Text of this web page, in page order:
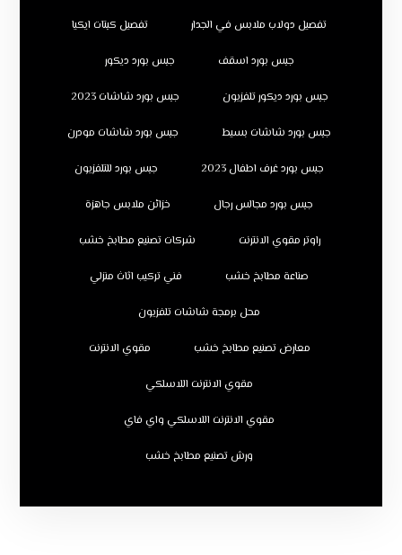
تفصيل دولاب ملابس في الجدار تفصيل كبتات ايكيا
جبس بورد اسقف جبس بورد ديكور
جبس بورد ديكور تلفزيون جبس بورد شاشات 2023
جبس بورد شاشات بسيط جبس بورد شاشات مودرن
جبس بورد غرف اطفال 2023 جبس بورد للتلفزيون
جبس بورد مجالس رجال خزائن ملابس جاهزة
راوتر مقوي الانترنت شركات تصنيع مطابخ خشب
صناعة مطابخ خشب فني تركيب اثاث منزلي
محل برمجة شاشات تلفزيون
معارض تصنيع مطابخ خشب مقوي الانترنت
مقوي الانترنت اللاسلكي
مقوي الانترنت اللاسلكي واي فاي
ورش تصنيع مطابخ خشب